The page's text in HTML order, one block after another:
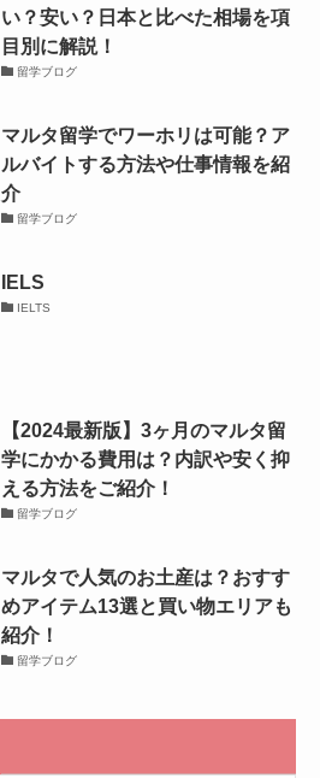
い？安い？日本と比べた相場を項
目別に解説！
留学ブログ
マルタ留学でワーホリは可能？ア
ルバイトする方法や仕事情報を紹
介
留学ブログ
IELS
IELTS
【2024最新版】3ヶ月のマルタ留
学にかかる費用は？内訳や安く抑
える方法をご紹介！
留学ブログ
マルタで人気のお土産は？おすす
めアイテム13選と買い物エリアも
紹介！
留学ブログ